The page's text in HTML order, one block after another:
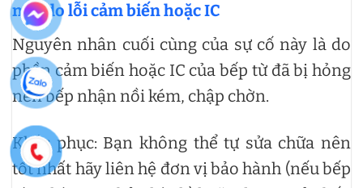
nấu do lỗi cảm biến hoặc IC
Nguyên nhân cuối cùng của sự cố này là do
phần cảm biến hoặc IC của bếp từ​ đã bị hỏng
nên bếp nhận nồi kém, chập chờn.
Khắc phục: Bạn không thể tự sửa chữa nên
tốt nhất hãy liên hệ đơn vị bảo hành (nếu bếp